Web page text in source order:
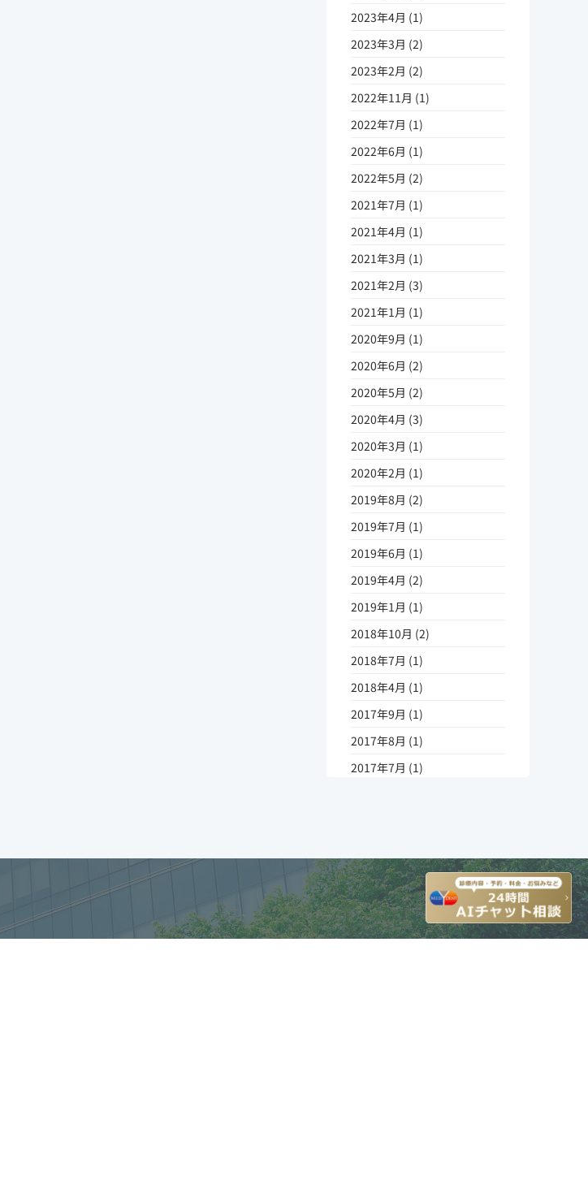
2023年4月 (1)
2023年3月 (2)
2023年2月 (2)
2022年11月 (1)
2022年7月 (1)
2022年6月 (1)
2022年5月 (2)
2021年7月 (1)
2021年4月 (1)
2021年3月 (1)
2021年2月 (3)
2021年1月 (1)
2020年9月 (1)
2020年6月 (2)
2020年5月 (2)
2020年4月 (3)
2020年3月 (1)
2020年2月 (1)
2019年8月 (2)
2019年7月 (1)
2019年6月 (1)
2019年4月 (2)
2019年1月 (1)
2018年10月 (2)
2018年7月 (1)
2018年4月 (1)
2017年9月 (1)
2017年8月 (1)
2017年7月 (1)
2017年2月 (1)
2016年9月 (1)
2016年7月 (2)